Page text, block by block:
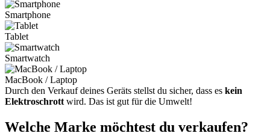
Smartphone
Tablet
Smartwatch
MacBook / Laptop
Durch den Verkauf deines Geräts stellst du sicher, dass es kein
Elektroschrott wird. Das ist gut für die Umwelt!
Welche Marke möchtest du verkaufen?